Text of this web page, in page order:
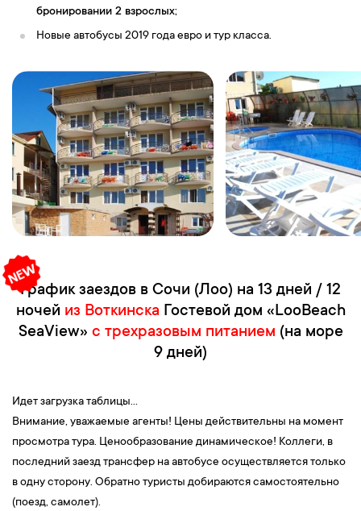
бронировании 2 взрослых;
Новые автобусы 2019 года евро и тур класса.
График заездов в Сочи (Лоо) на 13 дней / 12
ночей из Воткинска Гостевой дом «LooBeach
SeaView» с трехразовым питанием (на море
9 дней)
Идет загрузка таблицы...
Внимание, уважаемые агенты! Цены действительны на момент
просмотра тура. Ценообразование динамическое! Коллеги, в
последний заезд трансфер на автобусе осуществляется только
в одну сторону. Обратно туристы добираются самостоятельно
(поезд, самолет).